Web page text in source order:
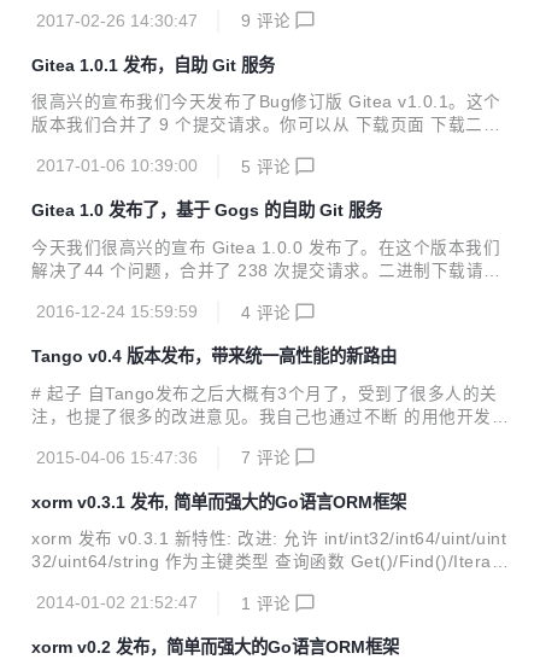
装向导. 变更日志 BUGFIXES Fixed issue counter #882 Fix
ut session to dump #587 Fixed wiki page renaming #958
Drop default console logger if not required #960 ...
2017-02-26 14:30:47 9 评论
Gitea 1.0.1 发布，自助 Git 服务
很高兴的宣布我们今天发布了Bug修订版 Gitea v1.0.1。这个
版本我们合并了 9 个提交请求。你可以从 下载页面 下载二进
装向导.本次更新内容如下： 修复 Bug: Fixed localized MIN_
on delete #507 Ignore empty wiki repo on migrate #544 P
roper check access for forking #563 Fix SSH domain on in
stal...
2017-01-06 10:39:00 5 评论
Gitea 1.0 发布了，基于 Gogs 的自助 Git 服务
今天我们很高兴的宣布 Gitea 1.0.0 发布了。在这个版本我们
解决了44 个问题，合并了 238 次提交请求。二进制下载请访
装信息请访问 安装文档。如果您是从Gogs升级的请访问 迁移
github.com/go-gitea 变更日志（以下为英文） BREAKING
We have various changes on the API, scripting against AP
I must be updated FEATURE Show las...
2016-12-24 15:59:59 4 评论
Tango v0.4 版本发布，带来统一高性能的新路由
# 起子 自Tango发布之后大概有3个月了，受到了很多人的关
注，也提了很多的改进意见。我自己也通过不断 的用他开发，
显，最近版本号升得比较快。 从0.3到0.4，最重大的改变是路
活，性能上也有不少提升。来看看新的路由如何使用。 # 新路
由 目前支持4种路由，静态路由，命名路由，Catch-All路由，
正则路由。下面分别说说4种路由： ## 静态路由 静态路由是
最普遍的，默认的net/http目前只支持静态路由，比如： ```G
o tango.Get("/", new(Action))...
2015-04-06 15:47:36 7 评论
xorm v0.3.1 发布, 简单而强大的Go语言ORM框架
xorm 发布 v0.3.1 新特性: 改进: 允许 int/int32/int64/uint/uint
32/uint64/string 作为主键类型 查询函数 Get()/Find()/Iterate
b.com/lunny/godbc); 通过多个pk标记支持联合主键; 新增 Ro
相似用法，可作为 Iterate() API 的可选替代； ORM 结构体现
2014-01-02 21:52:47 1 评论
xorm v0.2 发布，简单而强大的Go语言ORM框架